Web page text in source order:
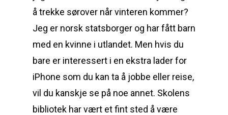
å trekke sørover når vinteren kommer?
Jeg er norsk statsborger og har fått barn
med en kvinne i utlandet. Men hvis du
bare er interessert i en ekstra lader for
iPhone som du kan ta å jobbe eller reise,
vil du kanskje se på noe annet. Skolens
bibliotek har vært et fint sted å være